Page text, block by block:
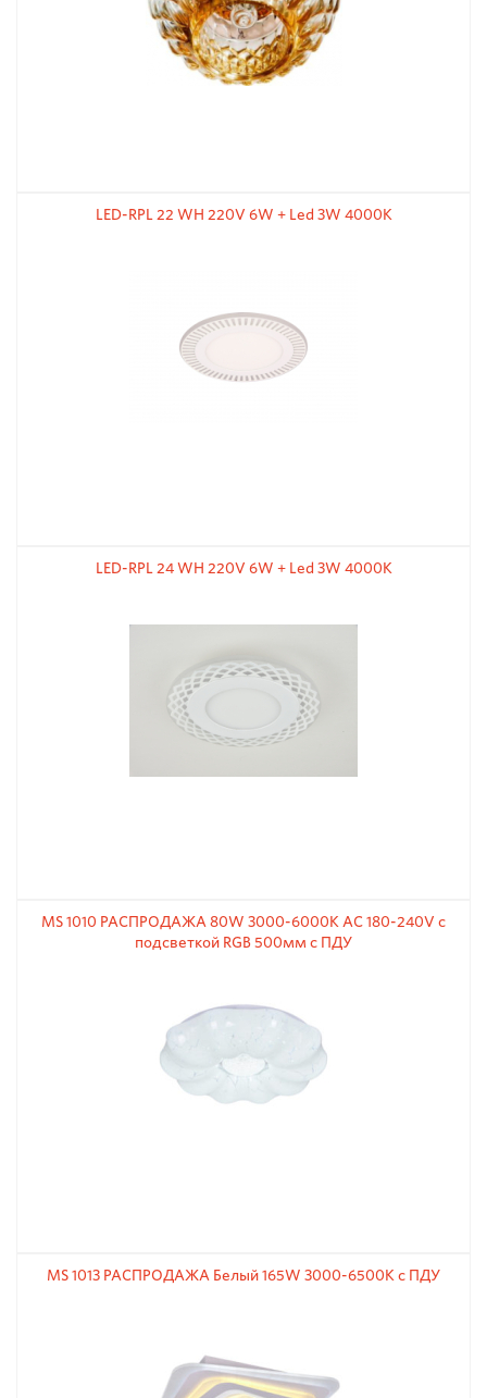
LED-RPL 22 WH 220V 6W + Led 3W 4000K
LED-RPL 24 WH 220V 6W + Led 3W 4000K
MS 1010 РАСПРОДАЖА 80W 3000-6000К АС 180-240V с
подсветкой RGB 500мм с ПДУ
MS 1013 РАСПРОДАЖА Белый 165W 3000-6500К с ПДУ